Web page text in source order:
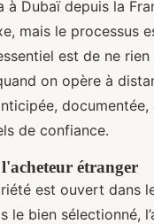
à Dubaï depuis la
mais le processus
est de ne rien
on opère à
de confiance.
étranger
est ouvert dans
le bien sélectionné,